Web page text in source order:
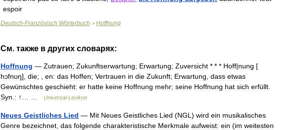
espoir
Deutsch-Französisch Wörterbuch > Hoffnung
См. также в других словарях:
Hoffnung — Zutrauen; Zukunftserwartung; Erwartung; Zuversicht * * * Hoff|nung [
hɔfnʊŋ], die; , en: das Hoffen; Vertrauen in die Zukunft; Erwartung dass etwas
Gewünschtes geschieht: er hatte keine Hoffnung mehr; seine Hoffnung hat sich erfüllt
Syn : ↑… … Universal-Lexikon
Neues Geistliches Lied — Mit Neues Geistliches Lied (NGL ) wird ein musikalisches
Genre bezeichnet das folgende charakteristische Merkmale aufweist: ein (im weitesten